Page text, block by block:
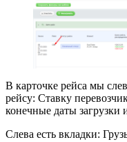
В карточке рейса мы
рейсу: Ставку
конечные даты загрузки
Слева есть вкладки: